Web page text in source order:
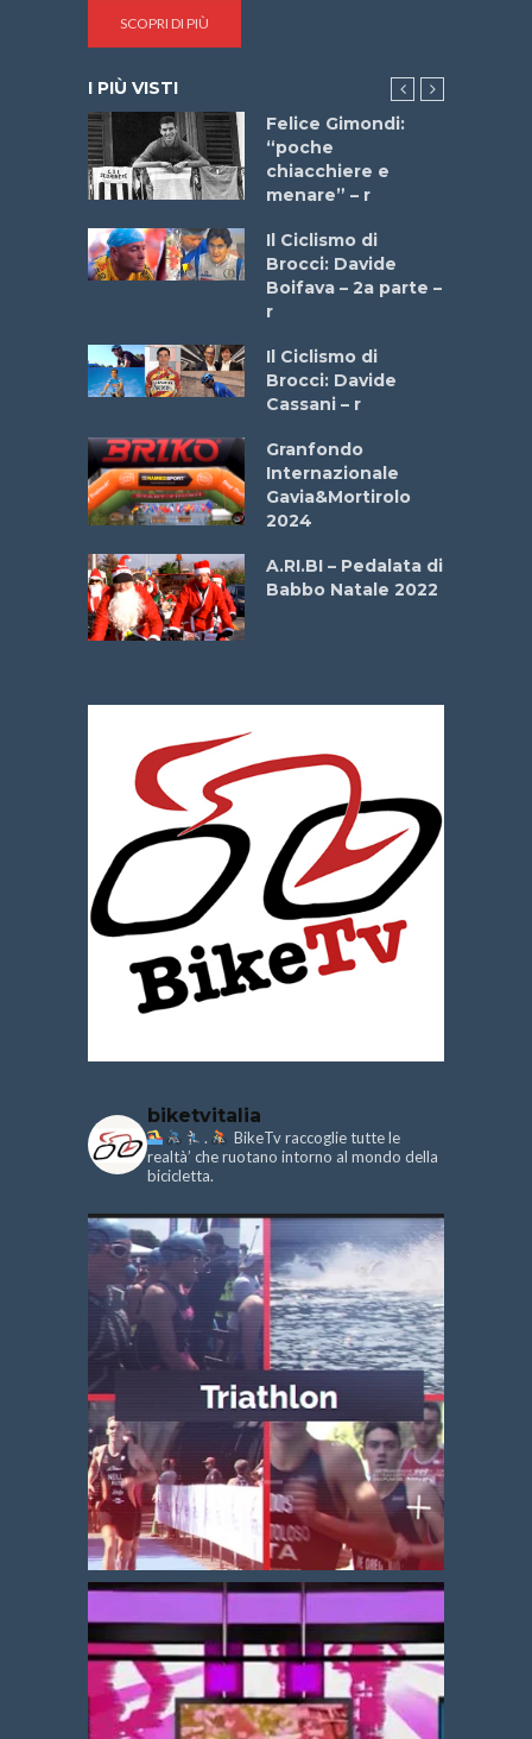
SCOPRI DI PIÙ
I PIÙ VISTI
Felice Gimondi:
“poche
chiacchiere e
menare” – r
Il Ciclismo di
Brocci: Davide
Boifava – 2a parte –
r
Il Ciclismo di
Brocci: Davide
Cassani – r
Granfondo
Internazionale
Gavia&Mortirolo
2024
A.RI.BI – Pedalata di
Babbo Natale 2022
biketvitalia
.
BikeTv raccoglie tutte le
realtà’ che ruotano intorno al mondo della
bicicletta.